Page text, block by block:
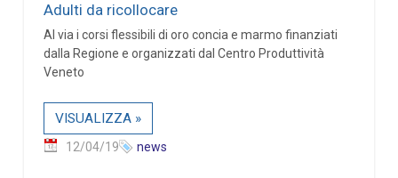
Adulti da ricollocare
Al via i corsi flessibili di oro concia e marmo finanziati
dalla Regione e organizzati dal Centro Produttività
Veneto
VISUALIZZA »
12/04/19 news